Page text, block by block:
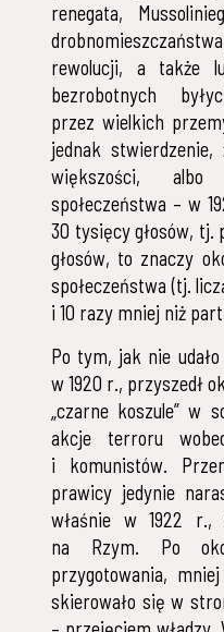
renegata,
rewolucji, a także
bezrobotnych
przez wielkich
jednak
większości,
społeczeństwa – w
30 tysięcy głosów,
głosów, to znaczy
społeczeństwa (tj.
i 10 razy mniej niż
Po tym, jak nie
w 1920 r., przyszedł
„czarne koszule” w
akcje terroru
i komunistów.
prawicy jedynie
właśnie w 1922 r.,
na Rzym. Po
przygotowania,
skierowało się w